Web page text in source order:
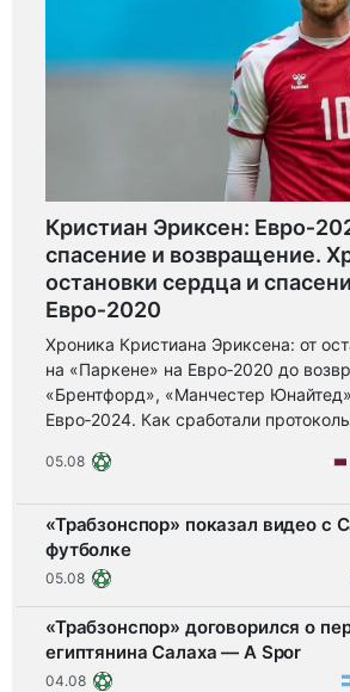
Кристиан Эриксен:
спасение и возвращение.
остановки сердца и
Евро‑2020
Хроника Кристиана Эриксена: от
на «Паркене» на Евро‑2020 до
«Брентфорд», «Манчестер
Евро‑2024. Как сработали
05.08
«Трабзонспор» показал видео с
футболке
05.08
«Трабзонспор» договорился о
египтянина Салаха — A Spor
04.08